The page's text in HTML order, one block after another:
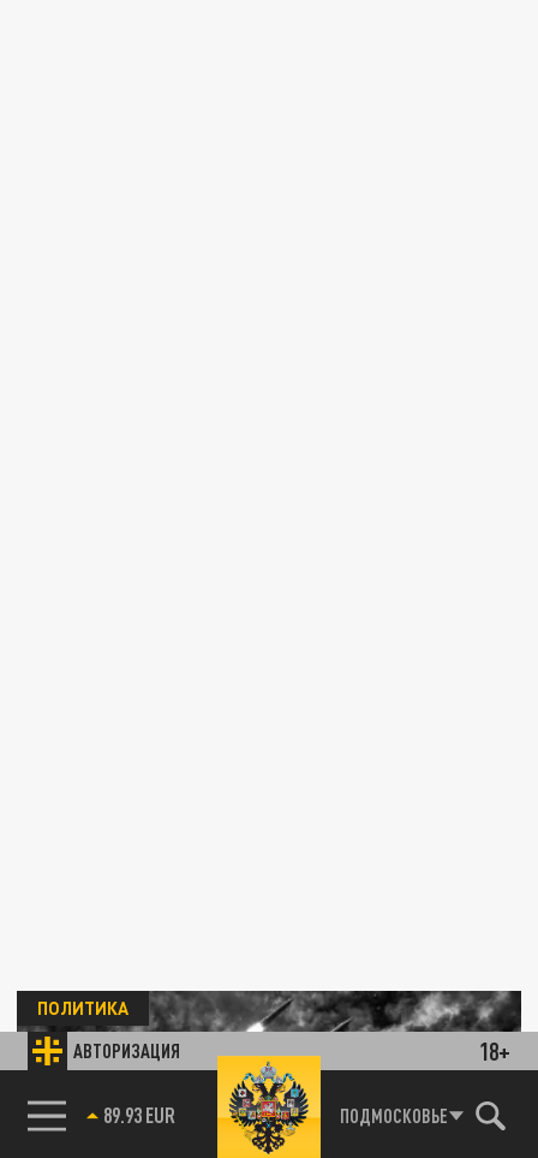
АВТОРИЗАЦИЯ 18+
85.64 BRENT ПОДМОСКОВЬЕ
ПОЛИТИКА